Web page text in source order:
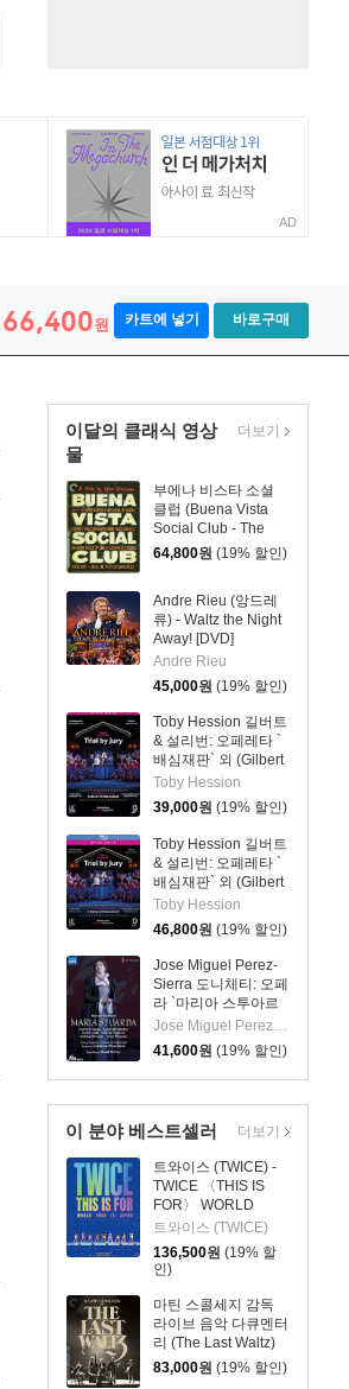
AD
66,400원 카트에 넣기 바로구매
이달의 클래식 영상
물
부에나 비스타 소셜
클럽 (Buena Vista
Social Club - The
Criterion Collection)
64,800원 (19% 할인)
Andre Rieu (앙드레
류) - Waltz the Night
Away! [DVD]
Andre Rieu
45,000원 (19% 할인)
Toby Hession 길버트
& 설리번: 오페레타 `
배심재판` 외 (Gilbert
& Sullivan: Operetta
`Trial By Jury`)
Toby Hession
39,000원 (19% 할인)
Toby Hession 길버트
& 설리번: 오페레타 `
배심재판` 외 (Gilbert
& Sullivan: Operetta
`Trial By Jury`)
Toby Hession
46,800원 (19% 할인)
Jose Miguel Perez-
Sierra 도니체티: 오페
라 `마리아 스투아르
다` (Donizetti: Opera
`Maria Stuarda`)
Jose Miguel Perez-Sierra
41,600원 (19% 할인)
더보기
이 분야 베스트셀러
트와이스 (TWICE) -
TWICE 〈THIS IS
FOR〉 WORLD
TOUR IN JAPAN [초
회한정반 Blu-ray]
트와이스 (TWICE)
136,500원 (19% 할
인)
마틴 스콜세지 감독
라이브 음악 다큐멘터
리 (The Last Waltz)
[4K UHD + BD]
83,000원 (19% 할인)
더보기